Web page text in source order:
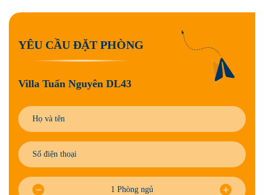
YÊU CẦU ĐẶT PHÒNG
Villa Tuấn Nguyên DL43
1 Phòng ngủ